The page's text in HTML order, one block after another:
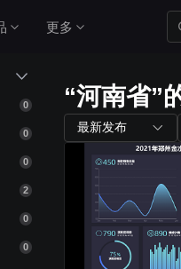
矩阵，实
服务的一
内
更多
0
0
0
2
0
0
“河南省”
最新发布